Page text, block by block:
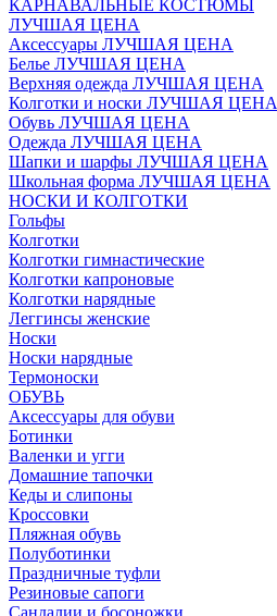
КАРНАВАЛЬНЫЕ КОСТЮМЫ
ЛУЧШАЯ ЦЕНА
Аксессуары ЛУЧШАЯ ЦЕНА
Белье ЛУЧШАЯ ЦЕНА
Верхняя одежда ЛУЧШАЯ ЦЕНА
Колготки и носки ЛУЧШАЯ ЦЕНА
Обувь ЛУЧШАЯ ЦЕНА
Одежда ЛУЧШАЯ ЦЕНА
Шапки и шарфы ЛУЧШАЯ ЦЕНА
Школьная форма ЛУЧШАЯ ЦЕНА
НОСКИ И КОЛГОТКИ
Гольфы
Колготки
Колготки гимнастические
Колготки капроновые
Колготки нарядные
Леггинсы женские
Носки
Носки нарядные
Термоноски
ОБУВЬ
Аксессуары для обуви
Ботинки
Валенки и угги
Домашние тапочки
Кеды и слипоны
Кроссовки
Пляжная обувь
Полуботинки
Праздничные туфли
Резиновые сапоги
Сандалии и босоножки